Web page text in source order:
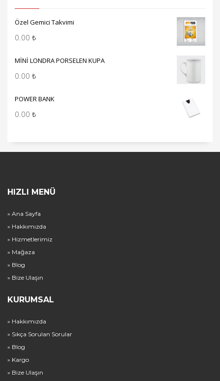
Özel Gemici Takvimi
0.00 ₺
MİNİ LONDRA PORSELEN KUPA
0.00 ₺
POWER BANK
0.00 ₺
HIZLI MENÜ
» Ana Sayfa
» Hakkımızda
» Hizmetlerimiz
» Mağaza
» Blog
» Bize Ulaşın
KURUMSAL
» Hakkımızda
» Sıkça Sorulan Sorular
» Blog
» Kargo
» Bize Ulaşın